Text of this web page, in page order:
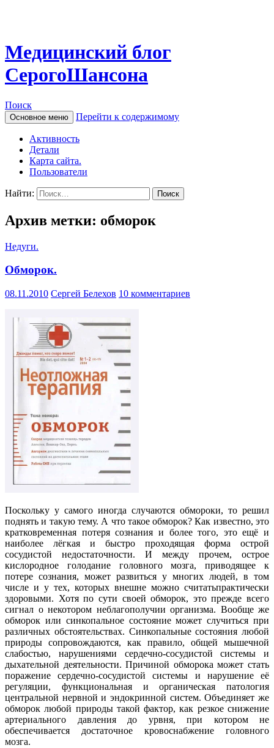
Медицинский блог
СерогоШансона
Поиск
Основное меню Перейти к содержимому
Активность
Детали
Карта сайта.
Пользователи
Найти:
Архив метки: обморок
Недуги.
Обморок.
08.11.2010 Сергей Белехов 10 комментариев
Поскольку у самого иногда случаются обмороки, то решил
поднять и такую тему. А что такое обморок? Как известно, это
кратковременная потеря сознания и более того, это ещё и
наиболее лёгкая и быстро проходящая форма острой
сосудистой недостаточности. И между прочем, острое
кислородное голодание головного мозга, приводящее к
потере сознания, может развиться у многих людей, в том
числе и у тех, которых внешне можно считатьпрактически
здоровыми. Хотя по сути своей обморок, это прежде всего
сигнал о некотором неблагополучии организма. Вообще же
обморок или синкопальное состояние может случиться при
различных обстоятельствах. Синкопальные состояния любой
природы сопровождаются, как правило, общей мышечной
слабостью, нарушениями сердечно-сосудистой системы и
дыхательной деятельности. Причиной обморока может стать
поражение сердечно-сосудистой системы и нарушение её
регуляции, функциональная и органическая патология
центральной нервной и эндокринной систем. Объединяет же
обморок любой природы такой фактор, как резкое снижение
артериального давления до урвня, при котором не
обеспечивается достаточное кровоснабжение головного
мозга.